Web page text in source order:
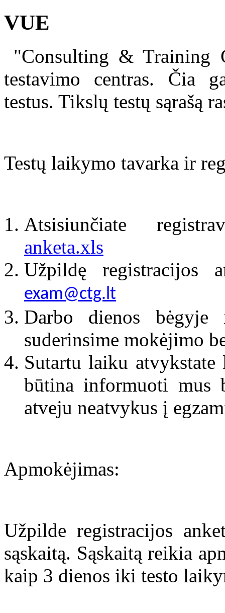
VUE
"Consulting & Training
testavimo centras. Čia
testus. Tikslų testų sąrašą
Testų laikymo tavarka ir
Atsisiunčiate
anketa.xls
Užpildę registracijos
exam@ctg.lt
Darbo dienos
suderinsime mokėjimo
Sutartu laiku
būtina informuoti mus
atveju neatvykus į
Apmokėjimas:
Užpilde registracijos
sąskaitą. Sąskaitą reikia
kaip 3 dienos iki testo